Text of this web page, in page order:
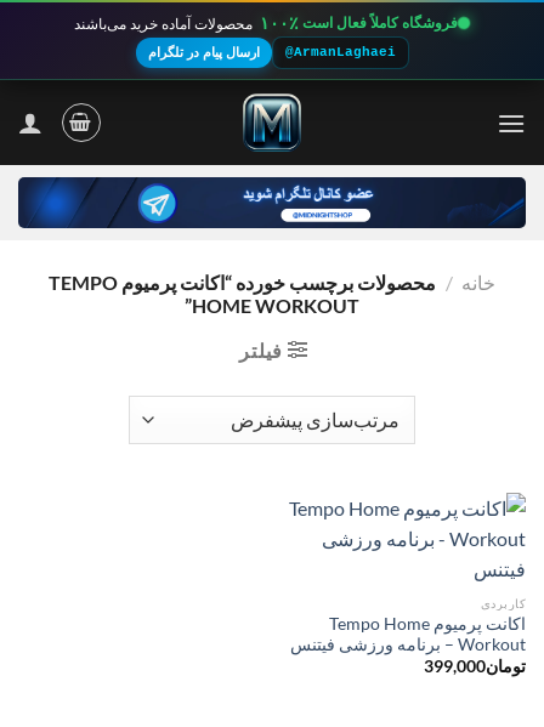
فروشگاه کاملاً فعال است ۱۰۰٪ محصولات آماده خرید می‌باشند
@ArmanLaghaei ارسال پیام در تلگرام
خانه /
محصولات برچسب خورده “اکانت پرمیوم TEMPO
HOME WORKOUT”
فیلتر
کاربردی
اکانت پرمیوم Tempo Home
Workout – برنامه ورزشی فیتنس
تومان399,000